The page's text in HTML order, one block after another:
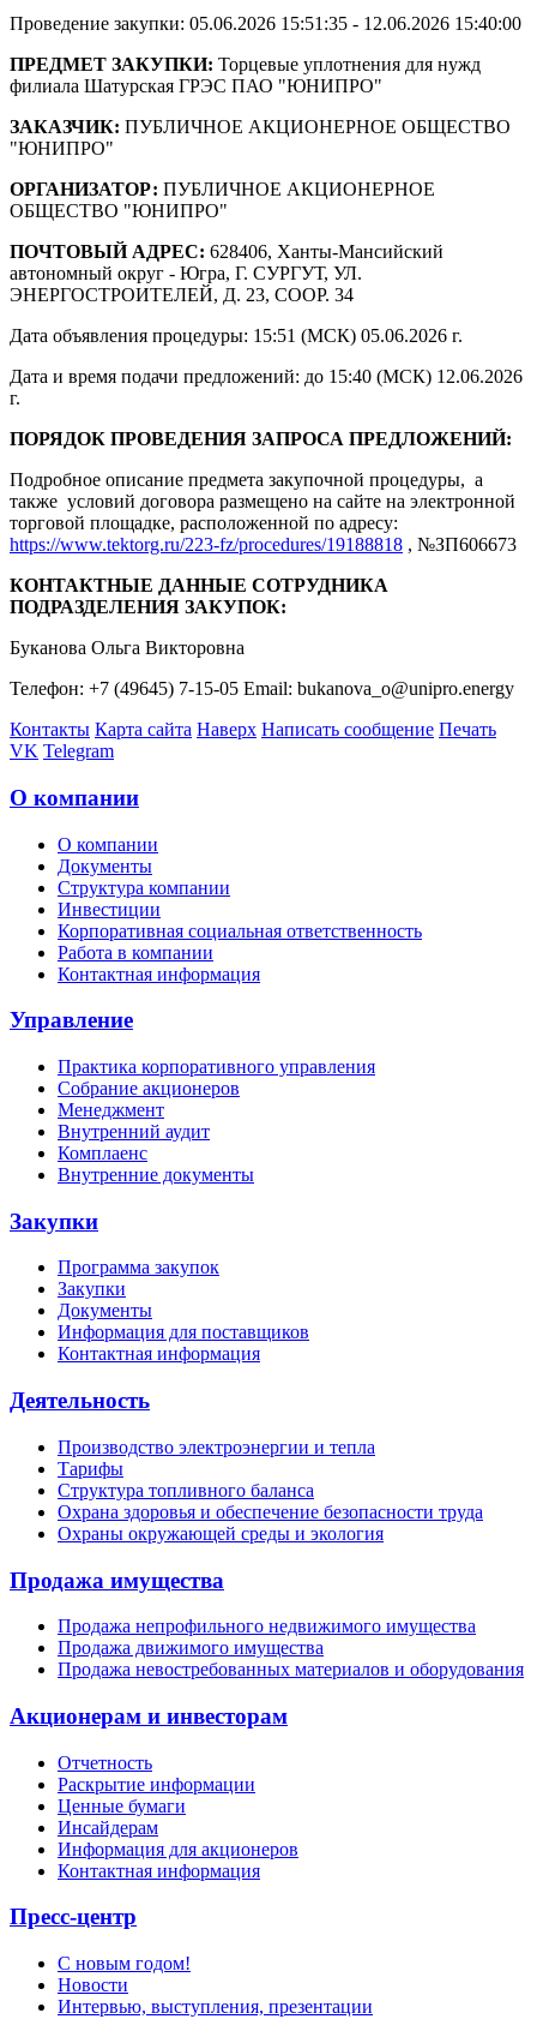
Проведение закупки: 05.06.2026 15:51:35 - 12.06.2026 15:40:00
ПРЕДМЕТ ЗАКУПКИ: Торцевые уплотнения для нужд
филиала Шатурская ГРЭС ПАО "ЮНИПРО"
ЗАКАЗЧИК: ПУБЛИЧНОЕ АКЦИОНЕРНОЕ ОБЩЕСТВО
"ЮНИПРО"
ОРГАНИЗАТОР: ПУБЛИЧНОЕ АКЦИОНЕРНОЕ
ОБЩЕСТВО "ЮНИПРО"
ПОЧТОВЫЙ АДРЕС: 628406, Ханты-Мансийский
автономный округ - Югра, Г. СУРГУТ, УЛ.
ЭНЕРГОСТРОИТЕЛЕЙ, Д. 23, СООР. 34
Дата объявления процедуры: 15:51 (МСК) 05.06.2026 г.
Дата и время подачи предложений: до 15:40 (МСК) 12.06.2026
г.
ПОРЯДОК ПРОВЕДЕНИЯ ЗАПРОСА ПРЕДЛОЖЕНИЙ:
Подробное описание предмета закупочной процедуры, а
также условий договора размещено на сайте на электронной
торговой площадке, расположенной по адресу:
https://www.tektorg.ru/223-fz/procedures/19188818 , №ЗП606673
КОНТАКТНЫЕ ДАННЫЕ СОТРУДНИКА
ПОДРАЗДЕЛЕНИЯ ЗАКУПОК:
Буканова Ольга Викторовна
Телефон: +7 (49645) 7-15-05 Email: bukanova_o@unipro.energy
Контакты Карта сайта Наверх Написать сообщение Печать
VK Telegram
О компании
О компании
Документы
Структура компании
Инвестиции
Корпоративная социальная ответственность
Работа в компании
Контактная информация
Управление
Практика корпоративного управления
Собрание акционеров
Менеджмент
Внутренний аудит
Комплаенс
Внутренние документы
Закупки
Программа закупок
Закупки
Документы
Информация для поставщиков
Контактная информация
Деятельность
Производство электроэнергии и тепла
Тарифы
Структура топливного баланса
Охрана здоровья и обеспечение безопасности труда
Охраны окружающей среды и экология
Продажа имущества
Продажа непрофильного недвижимого имущества
Продажа движимого имущества
Продажа невостребованных материалов и оборудования
Акционерам и инвесторам
Отчетность
Раскрытие информации
Ценные бумаги
Инсайдерам
Информация для акционеров
Контактная информация
Пресс-центр
С новым годом!
Новости
Интервью, выступления, презентации